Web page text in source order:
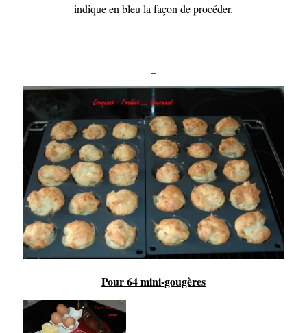
indique en bleu la façon de procéder.
Pour 64 mini-gougères